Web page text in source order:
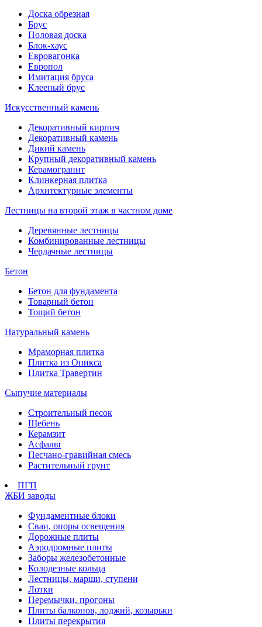
Доска обрезная
Брус
Половая доска
Блок-хаус
Евровагонка
Европол
Имитация бруса
Клееный брус
Искусственный камень
Декоративный кирпич
Декоративный камень
Дикий камень
Крупный декоративный камень
Керамогранит
Клинкерная плитка
Архитектурные элементы
Лестницы на второй этаж в частном доме
Деревянные лестницы
Комбинированные лестницы
Чердачные лестницы
Бетон
Бетон для фундамента
Товарный бетон
Тощий бетон
Натуральный камень
Мраморная плитка
Плитка из Оникса
Плитка Травертин
Сыпучие материалы
Строительный песок
Щебень
Керамзит
Асфальт
Песчано-гравийная смесь
Растительный грунт
ПГП
ЖБИ заводы
Фундаментные блоки
Сваи, опоры освещения
Дорожные плиты
Аэродромные плиты
Заборы железобетонные
Колодезные кольца
Лестницы, марши, ступени
Лотки
Перемычки, прогоны
Плиты балконов, лоджий, козырьки
Плиты перекрытия